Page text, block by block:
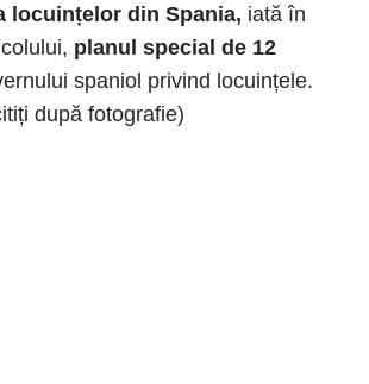
locuințelor din Spania, iată în
planul special de 12
spaniol privind locuințele.
după fotografie)